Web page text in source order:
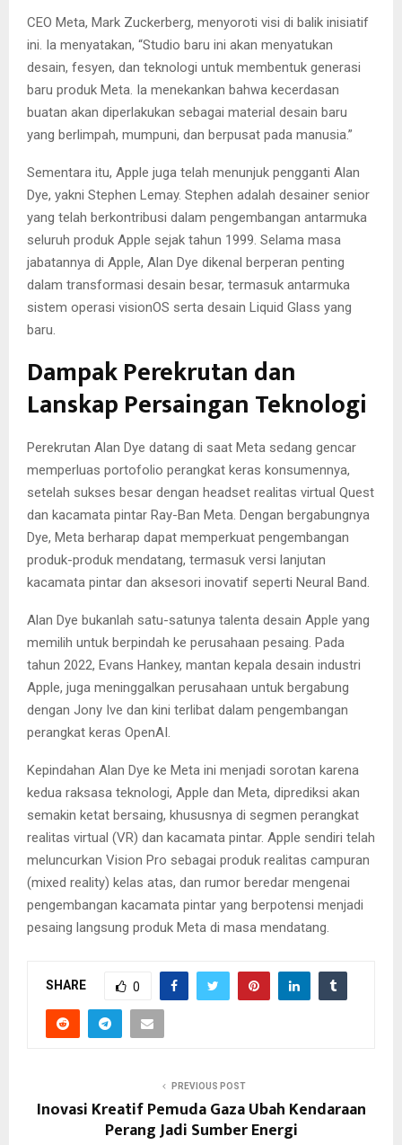
CEO Meta, Mark Zuckerberg, menyoroti visi di balik inisiatif
ini. Ia menyatakan, “Studio baru ini akan menyatukan
desain, fesyen, dan teknologi untuk membentuk generasi
baru produk Meta. Ia menekankan bahwa kecerdasan
buatan akan diperlakukan sebagai material desain baru
yang berlimpah, mumpuni, dan berpusat pada manusia.”
Sementara itu, Apple juga telah menunjuk pengganti Alan
Dye, yakni Stephen Lemay. Stephen adalah desainer senior
yang telah berkontribusi dalam pengembangan antarmuka
seluruh produk Apple sejak tahun 1999. Selama masa
jabatannya di Apple, Alan Dye dikenal berperan penting
dalam transformasi desain besar, termasuk antarmuka
sistem operasi visionOS serta desain Liquid Glass yang
baru.
Dampak Perekrutan dan
Lanskap Persaingan Teknologi
Perekrutan Alan Dye datang di saat Meta sedang gencar
memperluas portofolio perangkat keras konsumennya,
setelah sukses besar dengan headset realitas virtual Quest
dan kacamata pintar Ray-Ban Meta. Dengan bergabungnya
Dye, Meta berharap dapat memperkuat pengembangan
produk-produk mendatang, termasuk versi lanjutan
kacamata pintar dan aksesori inovatif seperti Neural Band.
Alan Dye bukanlah satu-satunya talenta desain Apple yang
memilih untuk berpindah ke perusahaan pesaing. Pada
tahun 2022, Evans Hankey, mantan kepala desain industri
Apple, juga meninggalkan perusahaan untuk bergabung
dengan Jony Ive dan kini terlibat dalam pengembangan
perangkat keras OpenAI.
Kepindahan Alan Dye ke Meta ini menjadi sorotan karena
kedua raksasa teknologi, Apple dan Meta, diprediksi akan
semakin ketat bersaing, khususnya di segmen perangkat
realitas virtual (VR) dan kacamata pintar. Apple sendiri telah
meluncurkan Vision Pro sebagai produk realitas campuran
(mixed reality) kelas atas, dan rumor beredar mengenai
pengembangan kacamata pintar yang berpotensi menjadi
pesaing langsung produk Meta di masa mendatang.
SHARE 0
PREVIOUS POST
Inovasi Kreatif Pemuda Gaza Ubah Kendaraan
Perang Jadi Sumber Energi